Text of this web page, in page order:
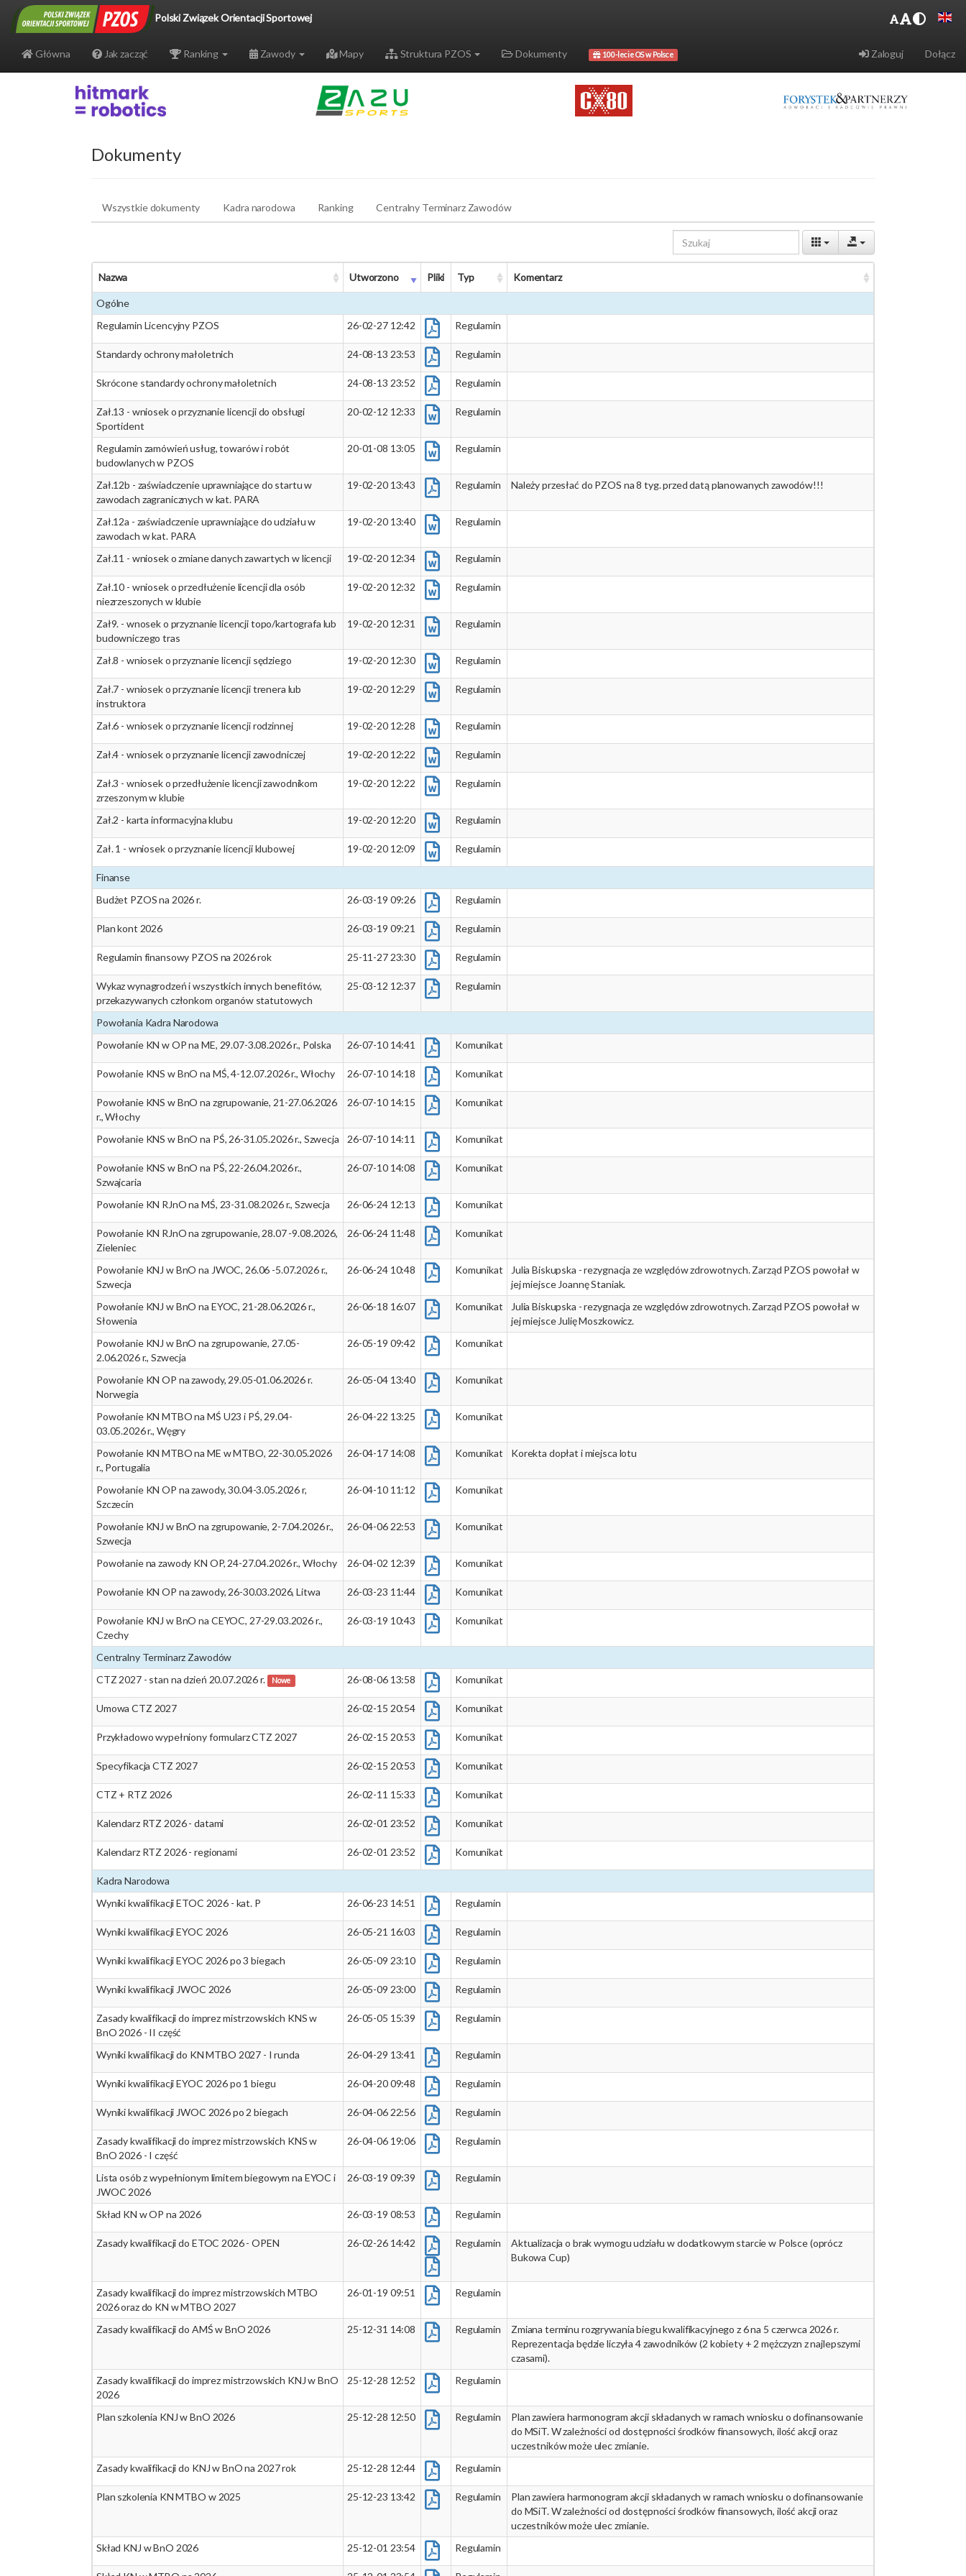
Polski Związek Orientacji Sportowej
Główna Jak zacząć Ranking Zawody Mapy Struktura PZOS Dokumenty 100-lecie OS w Polsce Zaloguj Dołącz
Dokumenty
Wszystkie dokumenty Kadra narodowa Ranking Centralny Terminarz Zawodów
Nazwa Utworzono Pliki Typ Komentarz
Ogólne
Regulamin Licencyjny PZOS
26-02-27 12:42 Regulamin
Standardy ochrony małoletnich 24-08-13 23:53 Regulamin
Skrócone standardy ochrony małoletnich 24-08-13 23:52 Regulamin
Zał.13 - wniosek o przyznanie licencji do obsługi
Sportident
20-02-12 12:33 Regulamin
Regulamin zamówień usług, towarów i robót
budowlanych w PZOS
20-01-08 13:05 Regulamin
Zał.12b - zaświadczenie uprawniające do startu w
zawodach zagranicznych w kat. PARA
19-02-20 13:43 Regulamin Należy przesłać do PZOS na 8 tyg. przed datą planowanych zawodów!!!
Zał.12a - zaświadczenie uprawniające do udziału w
zawodach w kat. PARA
19-02-20 13:40 Regulamin
Zał.11 - wniosek o zmiane danych zawartych w licencji 19-02-20 12:34 Regulamin
Zał.10 - wniosek o przedłużenie licencji dla osób
niezrzeszonych w klubie
19-02-20 12:32 Regulamin
Zał9. - wnosek o przyznanie licencji topo/kartografa lub
budowniczego tras
19-02-20 12:31 Regulamin
Zał.8 - wniosek o przyznanie licencji sędziego 19-02-20 12:30 Regulamin
Zał.7 - wniosek o przyznanie licencji trenera lub
instruktora
19-02-20 12:29 Regulamin
Zał.6 - wniosek o przyznanie licencji rodzinnej 19-02-20 12:28 Regulamin
Zał.4 - wniosek o przyznanie licencji zawodniczej 19-02-20 12:22 Regulamin
Zał.3 - wniosek o przedłużenie licencji zawodnikom
zrzeszonym w klubie
19-02-20 12:22 Regulamin
Zał.2 - karta informacyjna klubu 19-02-20 12:20 Regulamin
Zał. 1 - wniosek o przyznanie licencji klubowej 19-02-20 12:09 Regulamin
Finanse
Budżet PZOS na 2026 r.
26-03-19 09:26 Regulamin
Plan kont 2026 26-03-19 09:21 Regulamin
Regulamin finansowy PZOS na 2026 rok 25-11-27 23:30 Regulamin
Wykaz wynagrodzeń i wszystkich innych benefitów,
przekazywanych członkom organów statutowych
25-03-12 12:37 Regulamin
Powołania Kadra Narodowa
Powołanie KN w OP na ME, 29.07-3.08.2026 r., Polska
26-07-10 14:41 Komunikat
Powołanie KNS w BnO na MŚ, 4-12.07.2026 r., Włochy 26-07-10 14:18 Komunikat
Powołanie KNS w BnO na zgrupowanie, 21-27.06.2026
r., Włochy
26-07-10 14:15 Komunikat
Powołanie KNS w BnO na PŚ, 26-31.05.2026 r., Szwecja 26-07-10 14:11 Komunikat
Powołanie KNS w BnO na PŚ, 22-26.04.2026 r.,
Szwajcaria
26-07-10 14:08 Komunikat
Powołanie KN RJnO na MŚ, 23-31.08.2026 r., Szwecja 26-06-24 12:13 Komunikat
Powołanie KN RJnO na zgrupowanie, 28.07 -9.08.2026,
Zieleniec
26-06-24 11:48 Komunikat
Powołanie KNJ w BnO na JWOC, 26.06 -5.07.2026 r.,
Szwecja
26-06-24 10:48 Komunikat
Julia Biskupska - rezygnacja ze względów zdrowotnych. Zarząd PZOS powołał w
jej miejsce Joannę Staniak.
Powołanie KNJ w BnO na EYOC, 21-28.06.2026 r.,
Słowenia
26-06-18 16:07 Komunikat
Julia Biskupska - rezygnacja ze względów zdrowotnych. Zarząd PZOS powołał w
jej miejsce Julię Moszkowicz.
Powołanie KNJ w BnO na zgrupowanie, 27.05-
2.06.2026 r., Szwecja
26-05-19 09:42 Komunikat
Powołanie KN OP na zawody, 29.05-01.06.2026 r.
Norwegia
26-05-04 13:40 Komunikat
Powołanie KN MTBO na MŚ U23 i PŚ, 29.04-
03.05.2026 r., Węgry
26-04-22 13:25 Komunikat
Powołanie KN MTBO na ME w MTBO, 22-30.05.2026
r., Portugalia
26-04-17 14:08 Komunikat Korekta dopłat i miejsca lotu
Powołanie KN OP na zawody, 30.04-3.05.2026 r,
Szczecin
26-04-10 11:12 Komunikat
Powołanie KNJ w BnO na zgrupowanie, 2-7.04.2026 r.,
Szwecja
26-04-06 22:53 Komunikat
Powołanie na zawody KN OP, 24-27.04.2026 r., Włochy 26-04-02 12:39 Komunikat
Powołanie KN OP na zawody, 26-30.03.2026, Litwa 26-03-23 11:44 Komunikat
Powołanie KNJ w BnO na CEYOC, 27-29.03.2026 r.,
Czechy
26-03-19 10:43 Komunikat
Centralny Terminarz Zawodów
CTZ 2027 - stan na dzień 20.07.2026 r.
Nowe 26-08-06 13:58 Komunikat
Umowa CTZ 2027 26-02-15 20:54 Komunikat
Przykładowo wypełniony formularz CTZ 2027 26-02-15 20:53 Komunikat
Specyfikacja CTZ 2027 26-02-15 20:53 Komunikat
CTZ + RTZ 2026 26-02-11 15:33 Komunikat
Kalendarz RTZ 2026 - datami 26-02-01 23:52 Komunikat
Kalendarz RTZ 2026 - regionami 26-02-01 23:52 Komunikat
Kadra Narodowa
Wyniki kwalifikacji ETOC 2026 - kat. P
26-06-23 14:51 Regulamin
Wyniki kwalifikacji EYOC 2026 26-05-21 16:03 Regulamin
Wyniki kwalifikacji EYOC 2026 po 3 biegach 26-05-09 23:10 Regulamin
Wyniki kwalifikacji JWOC 2026 26-05-09 23:00 Regulamin
Zasady kwalifikacji do imprez mistrzowskich KNS w
BnO 2026 - II część
26-05-05 15:39 Regulamin
Wyniki kwalifikacji do KN MTBO 2027 - I runda 26-04-29 13:41 Regulamin
Wyniki kwalifikacji EYOC 2026 po 1 biegu 26-04-20 09:48 Regulamin
Wyniki kwalifikacji JWOC 2026 po 2 biegach 26-04-06 22:56 Regulamin
Zasady kwalifikacji do imprez mistrzowskich KNS w
BnO 2026 - I część
26-04-06 19:06 Regulamin
Lista osób z wypełnionym limitem biegowym na EYOC i
JWOC 2026
26-03-19 09:39 Regulamin
Skład KN w OP na 2026 26-03-19 08:53 Regulamin
Zasady kwalifikacji do ETOC 2026 - OPEN 26-02-26 14:42 Regulamin
Aktualizacja o brak wymogu udziału w dodatkowym starcie w Polsce (oprócz
Bukowa Cup)
Zasady kwalifikacji do imprez mistrzowskich MTBO
2026 oraz do KN w MTBO 2027
26-01-19 09:51 Regulamin
Zasady kwalifikacji do AMŚ w BnO 2026 25-12-31 14:08 Regulamin
Zmiana terminu rozgrywania biegu kwalifikacyjnego z 6 na 5 czerwca 2026 r.
Reprezentacja będzie liczyła 4 zawodników (2 kobiety + 2 mężczyzn z najlepszymi
czasami).
Zasady kwalifikacji do imprez mistrzowskich KNJ w BnO
2026
25-12-28 12:52 Regulamin
Plan szkolenia KNJ w BnO 2026 25-12-28 12:50 Regulamin
Plan zawiera harmonogram akcji składanych w ramach wniosku o dofinansowanie
do MSiT. W zależności od dostępności środków finansowych, ilość akcji oraz
uczestników może ulec zmianie.
Zasady kwalifikacji do KNJ w BnO na 2027 rok
25-12-28 12:44 Regulamin
Plan szkolenia KN MTBO w 2025 25-12-23 13:42 Regulamin
Plan zawiera harmonogram akcji składanych w ramach wniosku o dofinansowanie
do MSiT. W zależności od dostępności środków finansowych, ilość akcji oraz
uczestników może ulec zmianie.
Skład KNJ w BnO 2026
25-12-01 23:54 Regulamin